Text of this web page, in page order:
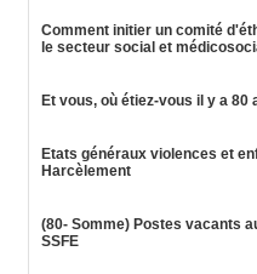
Comment initier un comité
le secteur social et
Et vous, où étiez-vous il y a 80
Etats généraux violences et
Harcèlement
(80- Somme) Postes vacants
SSFE